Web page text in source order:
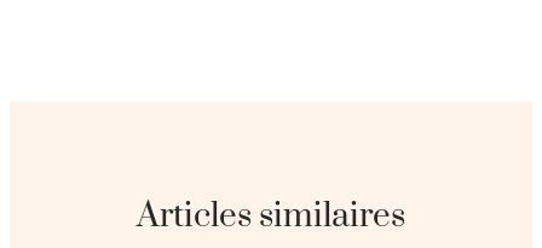
Articles similaires